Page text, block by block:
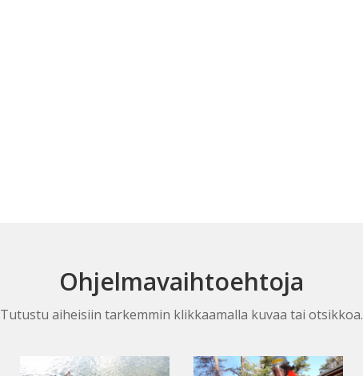
Ohjelmavaihtoehtoja
Tutustu aiheisiin tarkemmin klikkaamalla kuvaa tai otsikkoa.